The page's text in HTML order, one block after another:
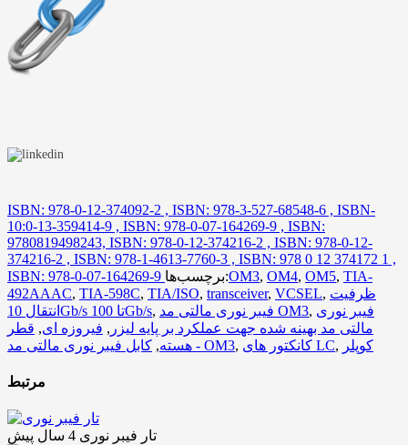
ISBN: 978-0-12-374092-2 , ISBN: 978-3-527-68548-6 , ISBN-
10:0-13-359414-9 , ISBN: 978-0-07-164269-9 , ISBN:
9780819498243, ISBN: 978-0-12-374216-2 , ISBN: 978-0-12-
374216-2 , ISBN: 978-1-4613-7760-3 , ISBN: 978 0 12 374172 1 ,
ISBN: 978-0-07-164269-9
برچسب‌ها:OM3, OM4, OM5, TIA-
492AAAC, TIA-598C, TIA/ISO, transceiver, VCSEL, ظرفیت
انتقال 10Gb/s تا 100Gb/s, فیبر نوری مالتی مد OM3, فیبر نوری
مالتی مد بهینه شده جهت عملکرد بر پایه لیزر , فیروزه ای, قطر
هسته, کابل فیبر نوری مالتی مد - OM3, کانکتور های LC, کوپلر
مرتبط
تار فیبر نوری 4 سال پیش